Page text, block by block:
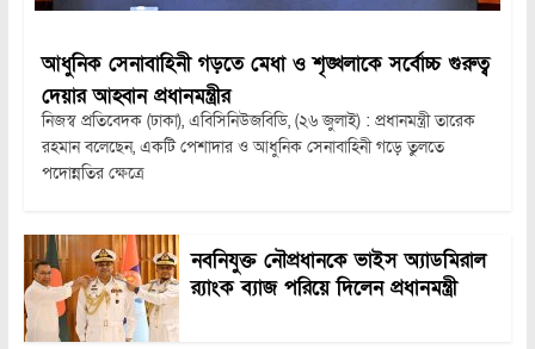
আধুনিক সেনাবাহিনী গড়তে মেধা ও শৃঙ্খলাকে সর্বোচ্চ গুরুত্ব
দেয়ার আহ্বান প্রধানমন্ত্রীর
নিজস্ব প্রতিবেদক (ঢাকা), এবিসিনিউজবিডি, (২৬ জুলাই) : প্রধানমন্ত্রী তারেক
রহমান বলেছেন, একটি পেশাদার ও আধুনিক সেনাবাহিনী গড়ে তুলতে
পদোন্নতির ক্ষেত্রে
নবনিযুক্ত নৌপ্রধানকে ভাইস অ্যাডমিরাল
র‍্যাংক ব্যাজ পরিয়ে দিলেন প্রধানমন্ত্রী